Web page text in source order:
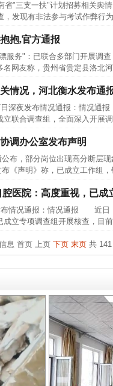
"三支一扶"计划招募相关舆
，发现有非法参与考试作弊行
抱,官方通报
务"：已联合多部门开展调查
友称，贵州省贵定县洛北
情况，河北衡水发布通
深夜发布情况通报：情况通
联合调查组，全面深入开展
调办公室发布声明
，部分岗位出现高分断层现
《声明》称，已成立工作组
医院：高度重视，已成
情况通报：情况通报 近日
立专项调查组开展核查，目
息 首页 上页 下页 末页共 141